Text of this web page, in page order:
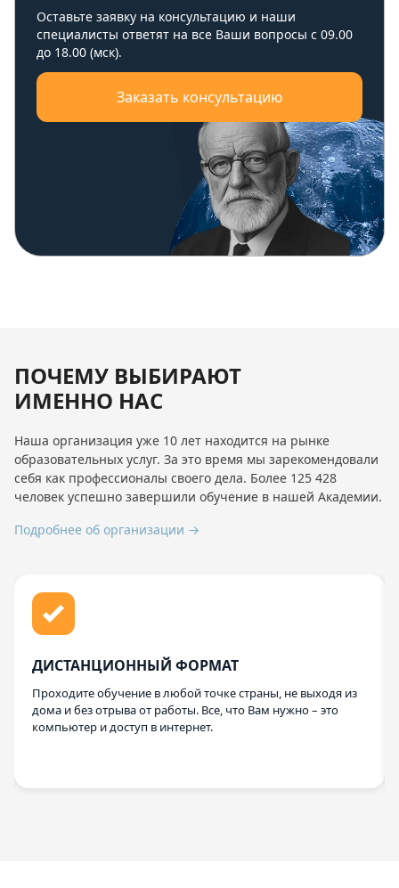
Оставьте заявку на консультацию и наши
специалисты ответят на все Ваши вопросы с 09.00
до 18.00 (мск).
Заказать консультацию
ПОЧЕМУ ВЫБИРАЮТ
ИМЕННО НАС
Наша организация уже 10 лет находится на рынке
образовательных услуг. За это время мы зарекомендовали
себя как профессионалы своего дела. Более 125 428
человек успешно завершили обучение в нашей Академии.
Подробнее об организации →
ДИСТАНЦИОННЫЙ ФОРМАТ
Проходите обучение в любой точке страны, не выходя из
дома и без отрыва от работы. Все, что Вам нужно – это
компьютер и доступ в интернет.